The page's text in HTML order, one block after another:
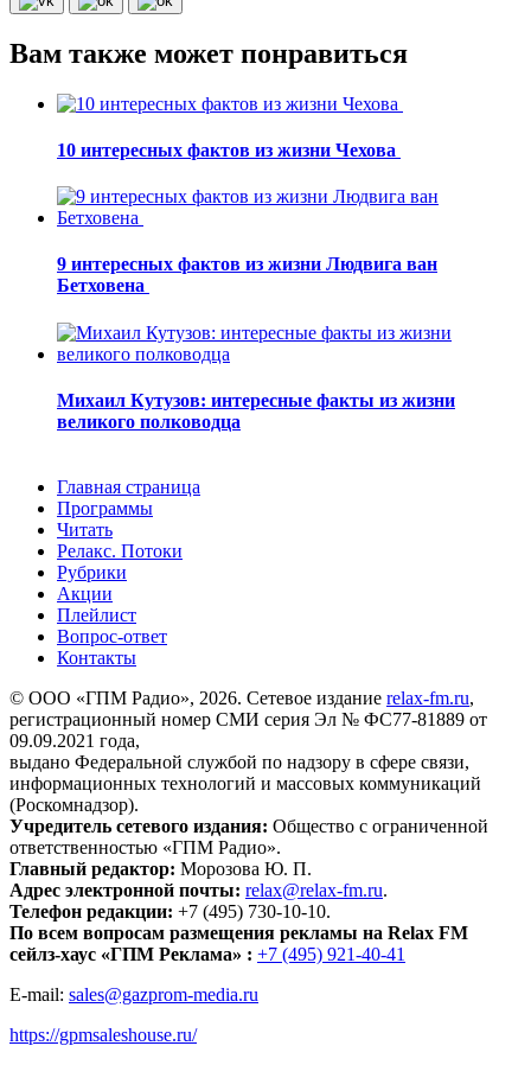
Вам также может понравиться
10 интересных фактов из жизни Чехова
9 интересных фактов из жизни Людвига ван
Бетховена
Михаил Кутузов: интересные факты из жизни
великого полководца
Главная страница
Программы
Читать
Релакс. Потоки
Рубрики
Акции
Плейлист
Вопрос-ответ
Контакты
© ООО «ГПМ Радио», 2026. Сетевое издание relax-fm.ru,
регистрационный номер СМИ серия Эл № ФС77-81889 от
09.09.2021 года,
выдано Федеральной службой по надзору в сфере связи,
информационных технологий и массовых коммуникаций
(Роскомнадзор).
Учредитель сетевого издания: Общество с ограниченной
ответственностью «ГПМ Радио».
Главный редактор: Морозова Ю. П.
Адрес электронной почты: relax@relax-fm.ru.
Телефон редакции: +7 (495) 730-10-10.
По всем вопросам размещения рекламы на Relax FM
сейлз-хаус «ГПМ Реклама» : +7 (495) 921-40-41
E-mail: sales@gazprom-media.ru
https://gpmsaleshouse.ru/